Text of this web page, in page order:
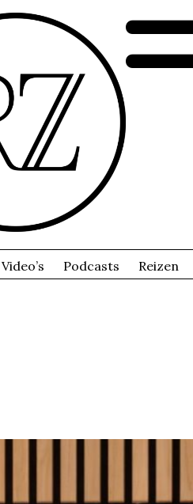
Video’s Podcasts Reizen